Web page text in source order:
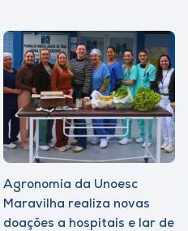
Agronomia da Unoesc
Maravilha realiza novas
doações a hospitais e lar de